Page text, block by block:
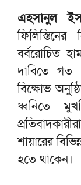
এহসানুল
বর্বরোচিত
দাবিতে গত
বিক্ষোভ
ধ্বনিতে
শায়ারের
হতে থাকেন।